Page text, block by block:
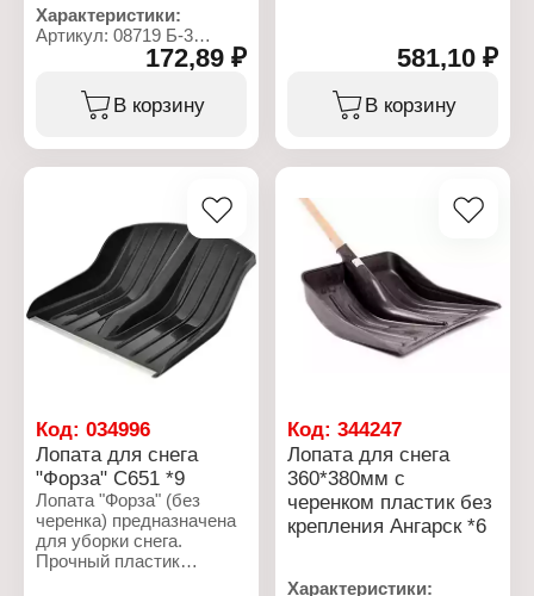
Характеристики:
Артикул: 08719 Б-3
Тип товара: Ледоруб
Вариация: с топором
Модель: Б-3
Конструкция: сварной
Диаметр тулейки: 40 мм
172,89 ₽
В корзину
механическим
воздействиям и низким
температурам. Угол
наклона ковша лопаты
расчётом на
максимальное удобство
жёсткости и бортики на
ковше позволяют
собирать и удерживать
большое количество
снега, а оцинкованная
полоса надёжно
защищает
пластмассовые края
Бренд: Martika
Артикул: С650
Тип товара: Лопата
Название: "Форза"
Назначение: для снега
Размер: 1290x382x792
581,10 ₽
В корзину
Код: 034996
Лопата для снега
"Форза" С651 *9
Лопата "Форза" (без
черенка) предназначена
для уборки снега.
Прочный пластик
Код:344247
Лопата для снега
360*380мм с
черенком пластик без
крепления Ангарск *6
Характеристики: